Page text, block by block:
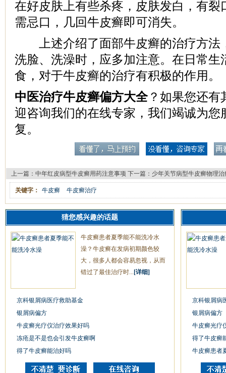
在好皮肤上有些杀疼，皮肤发白，有裂
需忌口，几回牛皮癣即可消失。
上述介绍了面部牛皮癣的治疗方法
洗脸、洗澡时，应多加注意。在日常生
食，对于牛皮癣的治疗有积极的作用。
中医治疗牛皮癣偏方大全？如果您还有
迎咨询我们的在线专家，我们竭诚为您
复。
上一篇： 中年红皮病型牛皮癣用药注意事项 下一篇： 少年关节病型牛皮癣物理治
关键字： 牛皮癣 牛皮癣治疗
猜您感兴趣的话题
牛皮癣患者夏季能不能洗冷水
澡？牛皮癣在发病初期颜色较
大，很多人都会容易忽视，从而
错过了最佳治疗时... [详细]
京科银屑病医疗救助基金
银屑病偏方
牛皮癣光疗仪治疗效果好吗
冻疮是不是也会引发牛皮癣啊
得了牛皮癣能治好吗
京科银屑病
银屑病偏方
牛皮癣光疗
得了牛皮癣
牛皮癣患者